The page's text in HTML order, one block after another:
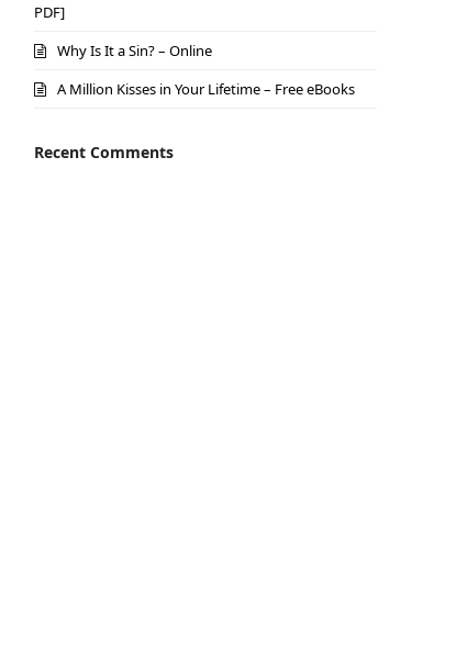
PDF]
Why Is It a Sin? – Online
A Million Kisses in Your Lifetime – Free eBooks
Recent Comments